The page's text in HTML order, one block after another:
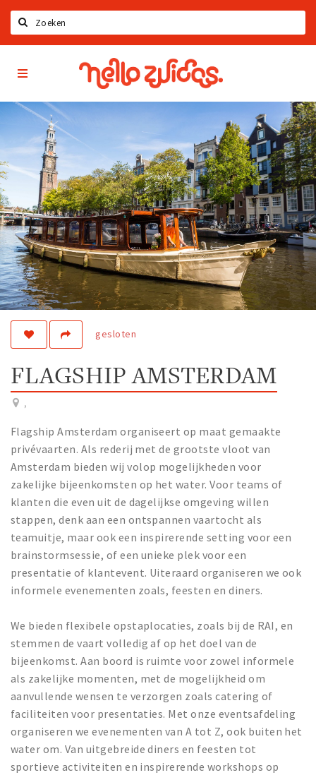
Home
Latest news
Upcoming events
Zuidas Jobs
Offers & Deals
Restaurants
Bars
Hotels
Shops
Live
Work
Travel
Sports & leisure
Magazine
Columns
Interviews
Hello Zuidas Articles
About Hello Zuidas
Programme
Membership
Inloggen
Hello
Zuidas
App
gesloten
FLAGSHIP AMSTERDAM
,
Flagship Amsterdam organiseert op maat gemaakte
privévaarten. Als rederij met de grootste vloot van
Amsterdam bieden wij volop mogelijkheden voor
zakelijke bijeenkomsten op het water. Voor teams of
klanten die even uit de dagelijkse omgeving willen
stappen, denk aan een ontspannen vaartocht als
teamuitje, maar ook een inspirerende setting voor een
brainstormsessie, of een unieke plek voor een
presentatie of klantevent. Uiteraard organiseren we ook
informele evenementen zoals, feesten en diners.
We bieden flexibele opstaplocaties, zoals bij de RAI, en
stemmen de vaart volledig af op het doel van de
bijeenkomst. Aan boord is ruimte voor zowel informele
als zakelijke momenten, met de mogelijkheid om
aanvullende wensen te verzorgen zoals catering of
faciliteiten voor presentaties. Met onze eventsafdeling
organiseren we evenementen van A tot Z, ook buiten het
water om. Van uitgebreide diners en feesten tot
sportieve activiteiten en inspirerende workshops op